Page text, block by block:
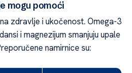
mogu pomoći
zdravlje i ukočenost. Omega-3
i magnezijum smanjuju upale
namirnice su: